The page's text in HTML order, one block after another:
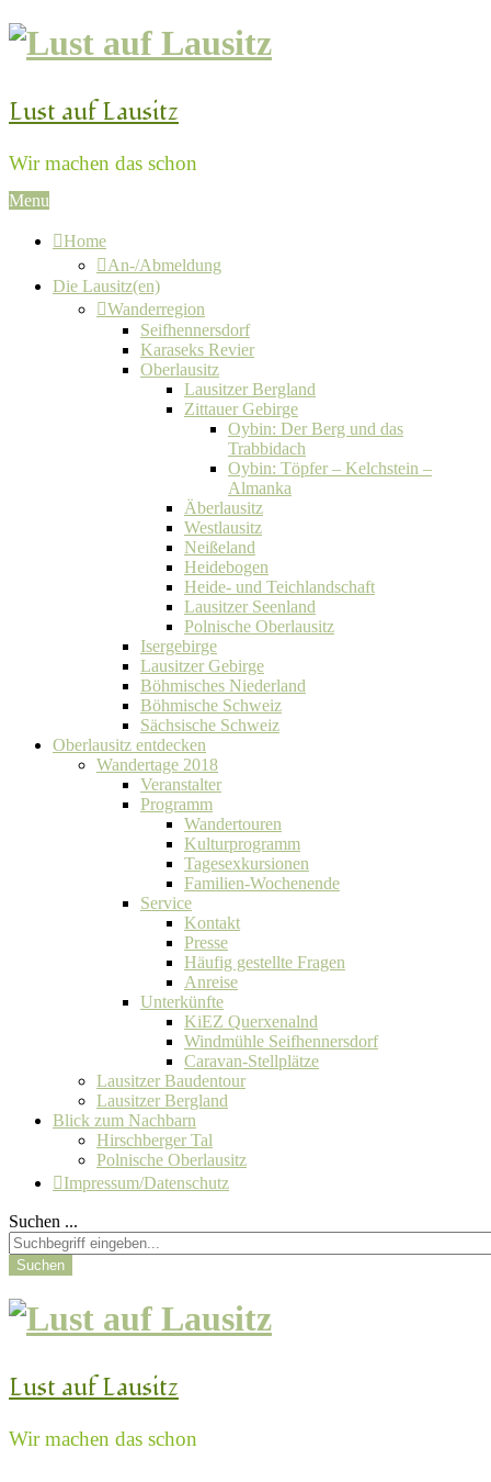
Lust auf Lausitz
Wir machen das schon
Menu
Home
An-/Abmeldung
Die Lausitz(en)
Wanderregion
Seifhennersdorf
Karaseks Revier
Oberlausitz
Lausitzer Bergland
Zittauer Gebirge
Oybin: Der Berg und das
Trabbidach
Oybin: Töpfer – Kelchstein –
Almanka
Äberlausitz
Westlausitz
Neißeland
Heidebogen
Heide- und Teichlandschaft
Lausitzer Seenland
Polnische Oberlausitz
Isergebirge
Lausitzer Gebirge
Böhmisches Niederland
Böhmische Schweiz
Sächsische Schweiz
Oberlausitz entdecken
Wandertage 2018
Veranstalter
Programm
Wandertouren
Kulturprogramm
Tagesexkursionen
Familien-Wochenende
Service
Kontakt
Presse
Häufig gestellte Fragen
Anreise
Unterkünfte
KiEZ Querxenalnd
Windmühle Seifhennersdorf
Caravan-Stellplätze
Lausitzer Baudentour
Lausitzer Bergland
Blick zum Nachbarn
Hirschberger Tal
Polnische Oberlausitz
Impressum/Datenschutz
Suchen ...
Suchen
Lust auf Lausitz
Wir machen das schon